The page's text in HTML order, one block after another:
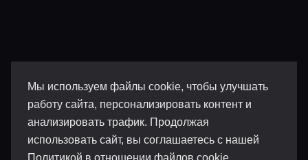
Мы используем файлы cookie, чтобы улучшать
работу сайта, персонализировать контент и
анализировать трафик. Продолжая
использовать сайт, вы соглашаетесь с нашей
Политикой в отношении файлов cookie.